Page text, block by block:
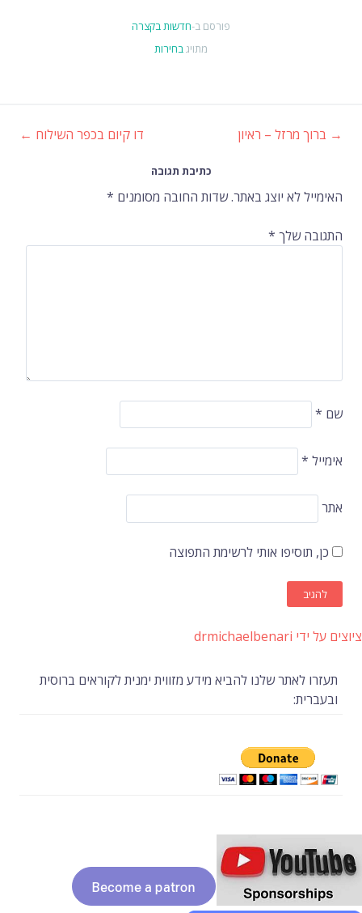
פורסם ב-חדשות בקצרה
מתויגבחירות
ניווט
ברשומות
→ ברוך מרזל – ראיון דו קיום בכפר השילוח ←
כתיבת תגובה
האימייל לא יוצג באתר.שדות החובה מסומנים *
התגובה שלך *
שם *
אימייל *
אתר
כן, תוסיפו אותי לרשימת התפוצה
ציוצים על ידי drmichaelbenari
תעזרו לאתר שלנו להביא מידע מזווית ימנית לקוראים ברוסית
ובעברית: